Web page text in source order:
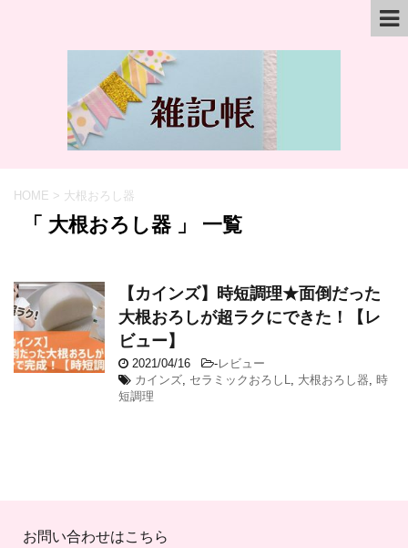
HOME > 大根おろし器
「 大根おろし器 」 一覧
【カインズ】時短調理★面倒だった
大根おろしが超ラクにできた！【レ
ビュー】
2021/04/16 -レビュー
カインズ, セラミックおろしL, 大根おろし器, 時
短調理
お問い合わせはこちら